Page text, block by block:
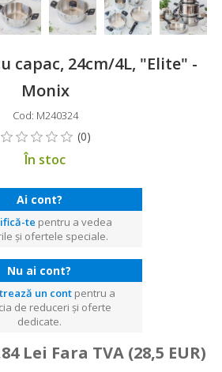
capac, 24cm/4L, "Elite" -
Monix
Cod: M240324
În stoc
Ai cont?
te pentru a vedea
și ofertele speciale.
Nu ai cont?
un contpentru a
de reduceri și oferte
dedicate.
Lei Fara TVA (28,5 EUR)